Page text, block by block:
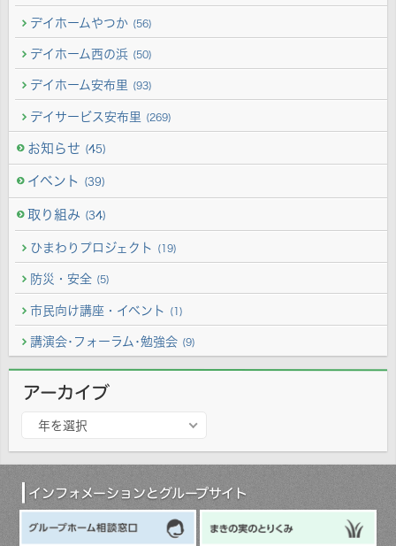
デイホームやつか (56)
デイホーム西の浜 (50)
デイホーム安布里 (93)
デイサービス安布里 (269)
お知らせ (45)
イベント (39)
取り組み (34)
ひまわりプロジェクト (19)
防災・安全 (5)
市民向け講座・イベント (1)
講演会･フォーラム･勉強会 (9)
アーカイブ
カ
年を選択
インフォメーションとグループサイト